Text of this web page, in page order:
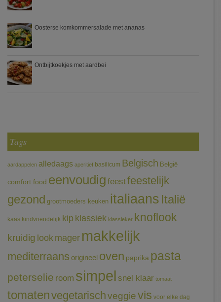
Oosterse komkommersalade met ananas
Ontbijtkoekjes met aardbei
Tags
aardappelen alledaags aperitief basilicum Belgisch België
comfort food eenvoudig feestfeestelijk
gezond grootmoeders keuken italiaans Italië
kaas kindvriendelijk kip klassiek klassieker knoflook
kruidig look mager makkelijk
mediterraans origineel oven paprika pasta
peterselie room simpel snel klaar tomaat
tomatenvegetarischveggievis voor elke dag